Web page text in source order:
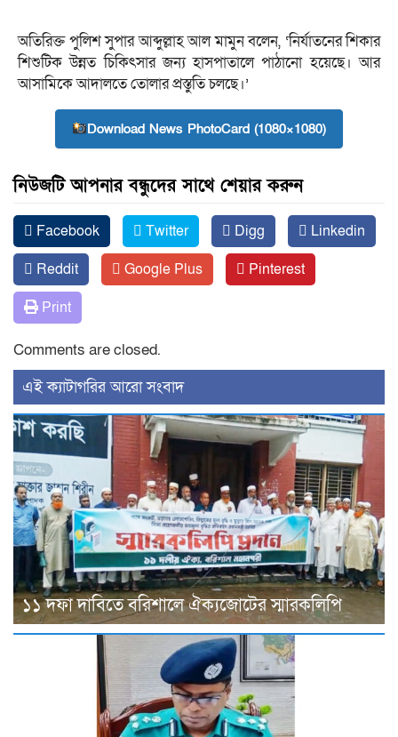
অতিরিক্ত পুলিশ সুপার আব্দুল্লাহ আল মামুন বলেন, ‘নির্যাতনের শিকার
শিশুটিক উন্নত চিকিৎসার জন্য হাসপাতালে পাঠানো হয়েছে। আর
আসামিকে আদালতে তোলার প্রস্তুতি চলছে।’
Download News PhotoCard (1080×1080)
নিউজটি আপনার বন্ধুদের সাথে শেয়ার করুন
Facebook Twitter Digg
Linkedin
Reddit
Google Plus
Pinterest
Print
Comments are closed.
‍এই ক্যাটাগরির ‍আরো সংবাদ
১১ দফা দাবিতে বরিশালে ঐক্যজোটের স্মারকলিপি